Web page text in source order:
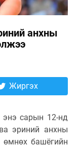
анхны
Жиргэх
сарын 12-нд
эриний анхны
башёгийн